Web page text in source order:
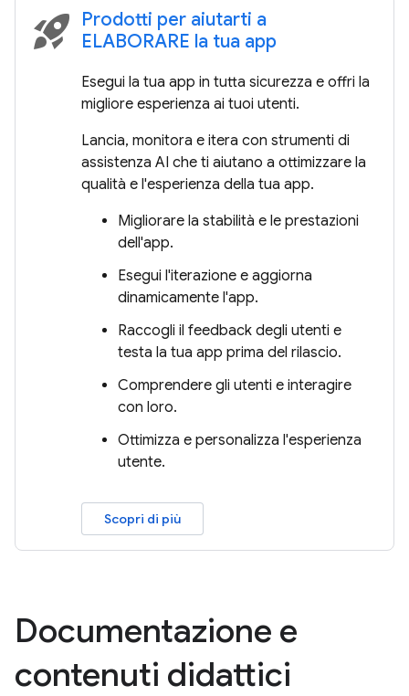
rocket_launch Prodotti per aiutarti a
ELABORARE la tua app
Esegui la tua app in tutta sicurezza e offri la
migliore esperienza ai tuoi utenti.
Lancia, monitora e itera con strumenti di
assistenza AI che ti aiutano a ottimizzare la
qualità e l'esperienza della tua app.
Migliorare la stabilità e le prestazioni
dell'app.
Esegui l'iterazione e aggiorna
dinamicamente l'app.
Raccogli il feedback degli utenti e
testa la tua app prima del rilascio.
Comprendere gli utenti e interagire
con loro.
Ottimizza e personalizza l'esperienza
utente.
Scopri di più
Documentazione e
contenuti didattici